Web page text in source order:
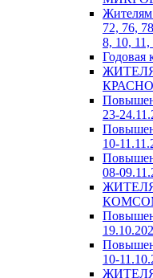
Жителям
72, 76,
8, 10, 11,
Годовая
23-
10-
08-
10-